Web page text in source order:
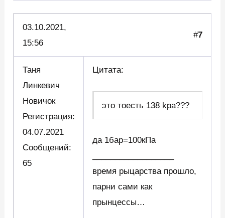
03.10.2021,
15:56
#7
Таня
Линкевич
Новичок
Регистрация:
04.07.2021
Сообщений:
65
Цитата:
это тоесть 138 kpa???
да 1бар=100кПа
время рыцарства прошло,
парни сами как
прынцессы…